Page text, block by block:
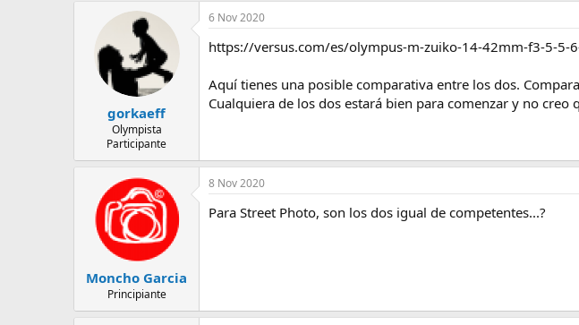
gorkaeff
Olympista
Participante
6 Nov 2020
https://versus.com/es/olympus-m-zuiko-14-42mm-f3-5-5-
Aquí tienes una posible comparativa entre los dos.
Cualquiera de los dos estará bien para comenzar y no
Moncho Garcia
Principiante
8 Nov 2020
Para Street Photo, son los dos igual de competentes...?